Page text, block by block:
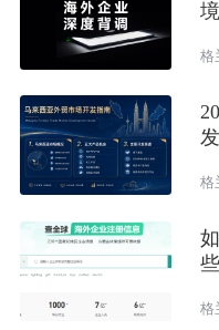
格
格
格